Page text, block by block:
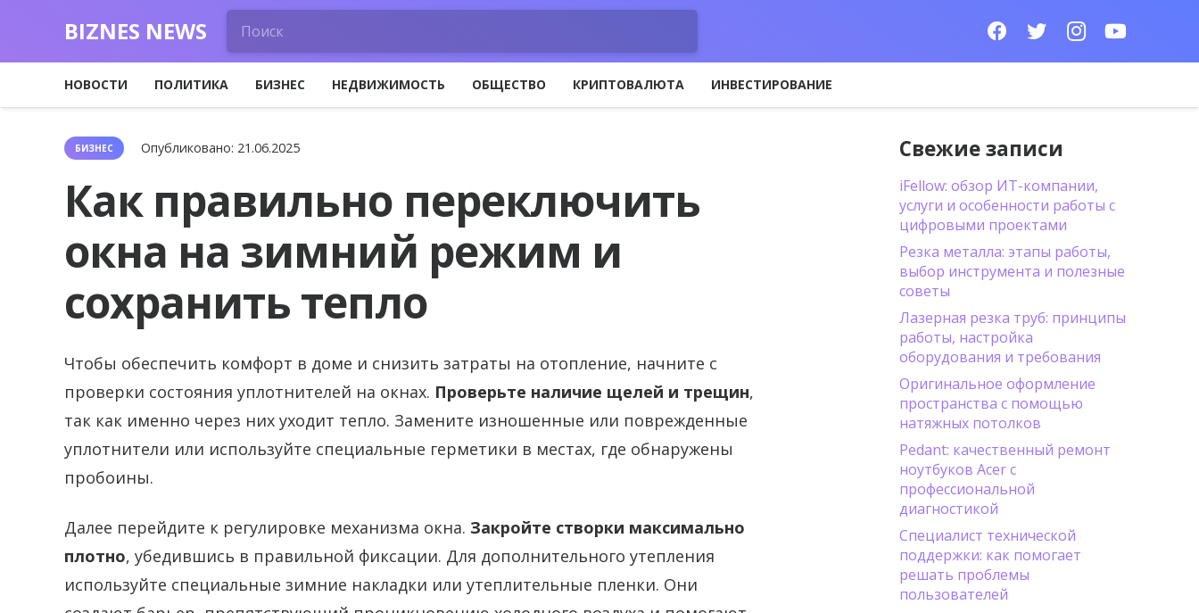
BIZNES NEWS
НОВОСТИ ПОЛИТИКА БИЗНЕС НЕДВИЖИМОСТЬ ОБЩЕСТВО КРИПТОВАЛЮТА ИНВЕСТИРОВАНИЕ
БИЗНЕС Опубликовано: 21.06.2025
Как правильно переключить
окна на зимний режим и
сохранить тепло
Чтобы обеспечить комфорт в доме и снизить затраты на отопление, начните с
проверки состояния уплотнителей на окнах. Проверьте наличие щелей и трещин,
так как именно через них уходит тепло. Замените изношенные или поврежденные
уплотнители или используйте специальные герметики в местах, где обнаружены
пробоины.
Далее перейдите к регулировке механизма окна. Закройте створки максимально
плотно, убедившись в правильной фиксации. Для дополнительного утепления
используйте специальные зимние накладки или утеплительные пленки. Они
Свежие записи
iFellow: обзор ИТ-компании,
услуги и особенности работы с
цифровыми проектами
Резка металла: этапы работы,
выбор инструмента и полезные
советы
Лазерная резка труб: принципы
работы, настройка
оборудования и требования
Оригинальное оформление
пространства с помощью
натяжных потолков
Pedant: качественный ремонт
ноутбуков Acer с
профессиональной
диагностикой
Специалист технической
поддержки: как помогает
решать проблемы
пользователей